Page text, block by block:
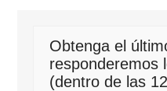
Obtenga el
responderemos
(dentro de las